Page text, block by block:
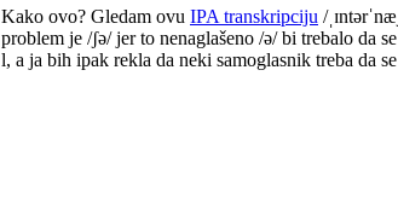
Kako ovo? Gledam ovu IPA transkripciju /
problem je /ʃə/ jer to nenaglašeno /ə/ bi trebalo da
l, a ja bih ipak rekla da neki samoglasnik treba da